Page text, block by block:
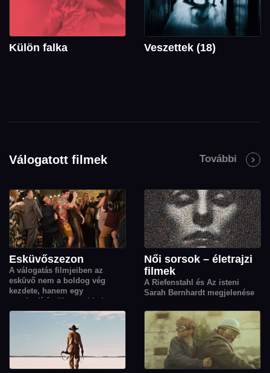
Külön falka Veszettek (18)
Válogatott filmek További
Esküvőszezon
A válogatás filmjeiben az
esküvő nem a boldog vég
kezdete, hanem egy
sorsfordító pillanat: titkok,
vágyak, családi feszültségek és
váratlan találkozások origója,
ahonnan minden szereplő
élete új irányt vesz.
Női sorsok – életrajzi
filmek
A Riefenstahl és Az isteni
Sarah Bernhardt megjelenése
bemutató életrajzi- és
dokumentumfil­mjeinkből
válogattunk.